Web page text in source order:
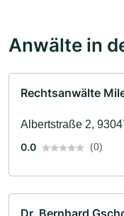
Anwälte in
Rechtsanwälte
Albertstraße 2,
0.0
(0)